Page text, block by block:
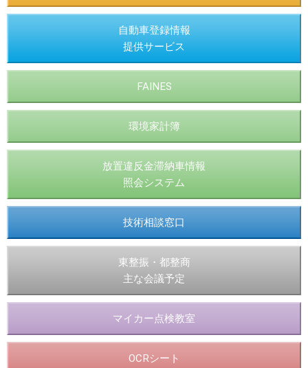
自動車登録情報
提供サービス
FAINES
環境家計簿
放置違反金滞納車情報
照会システム
技術相談窓口
東整振・都整商
主な会議予定
マイカー点検教室
OCRシート